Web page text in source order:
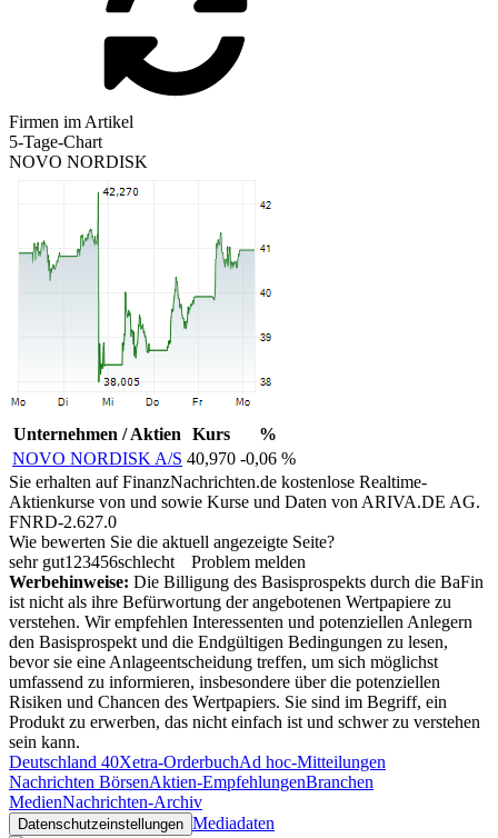
Firmen im Artikel
5-Tage-Chart
NOVO NORDISK
Unternehmen / Aktien Kurs
%
NOVO NORDISK A/S 40,970 -0,06 %
Sie erhalten auf FinanzNachrichten.de kostenlose Realtime-
Aktienkurse von und sowie Kurse und Daten von ARIVA.DE AG.
FNRD-2.627.0
Wie bewerten Sie die aktuell angezeigte Seite?
sehr gut1 23456schlecht
Problem melden
Werbehinweise: Die Billigung des Basisprospekts durch die BaFin
ist nicht als ihre Befürwortung der angebotenen Wertpapiere zu
verstehen. Wir empfehlen Interessenten und potenziellen Anlegern
den Basisprospekt und die Endgültigen Bedingungen zu lesen,
bevor sie eine Anlageentscheidung treffen, um sich möglichst
umfassend zu informieren, insbesondere über die potenziellen
Risiken und Chancen des Wertpapiers. Sie sind im Begriff, ein
Produkt zu erwerben, das nicht einfach ist und schwer zu verstehen
sein kann.
Deutschland 40Xetra-OrderbuchAd hoc-Mitteilungen
Nachrichten BörsenAktien-EmpfehlungenBranchen
MedienNachrichten-Archiv
Datenschutzeinstellungen Mediadaten